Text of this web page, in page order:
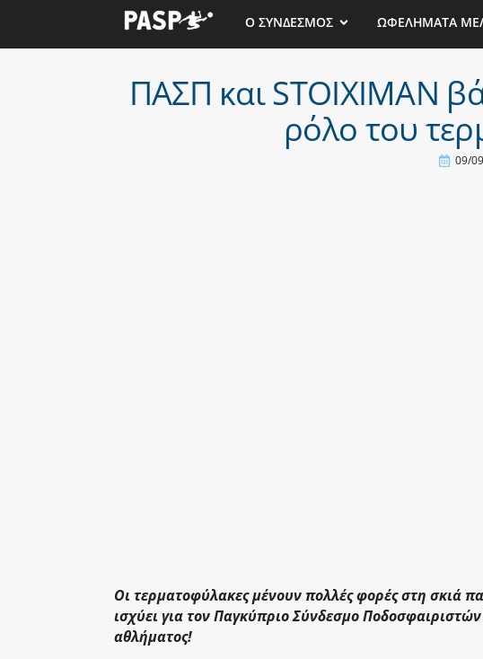
Ο ΣΥΝΔΕΣΜΟΣ ΩΦΕΛΗΜΑΤΑ
ΠΑΣΠ και STOIXIMAN
ρόλο του
09/
Οι τερματοφύλακες μένουν πολλές φορές στη σκιά
ισχύει για τον Παγκύπριο Σύνδεσμο
αθλήματος!